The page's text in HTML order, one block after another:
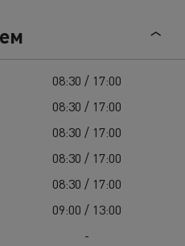
08:30 / 17:00
08:30 / 17:00
08:30 / 17:00
08:30 / 17:00
08:30 / 17:00
09:00 / 13:00
-